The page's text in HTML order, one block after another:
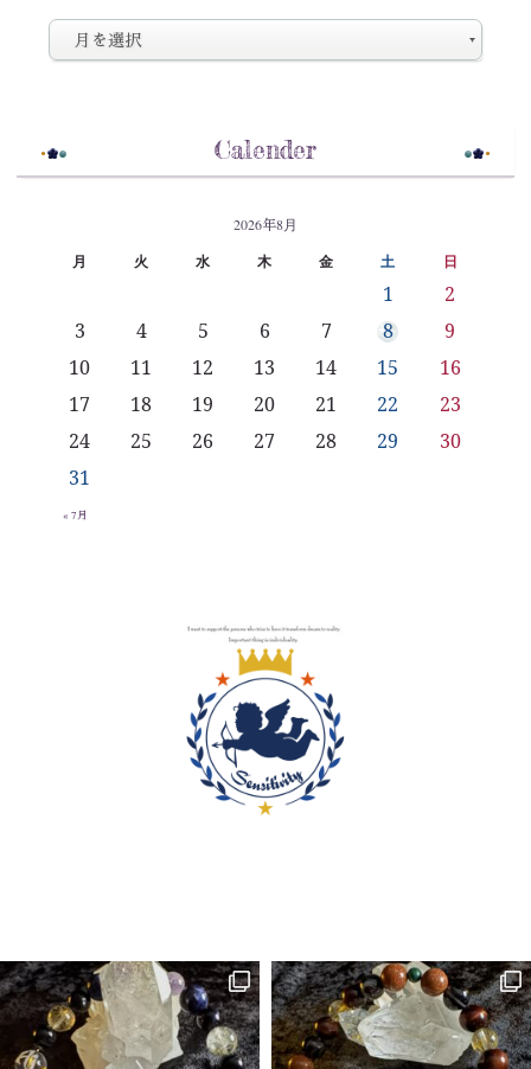
Calender
2026年8月
月 火 水 木 金 土 日
1
2
3
4 5 6 7 8
9
10
11 12 13 14 15
16
17
18 19 20 21 22
23
24
25 26 27 28 29
30
31
« 7月